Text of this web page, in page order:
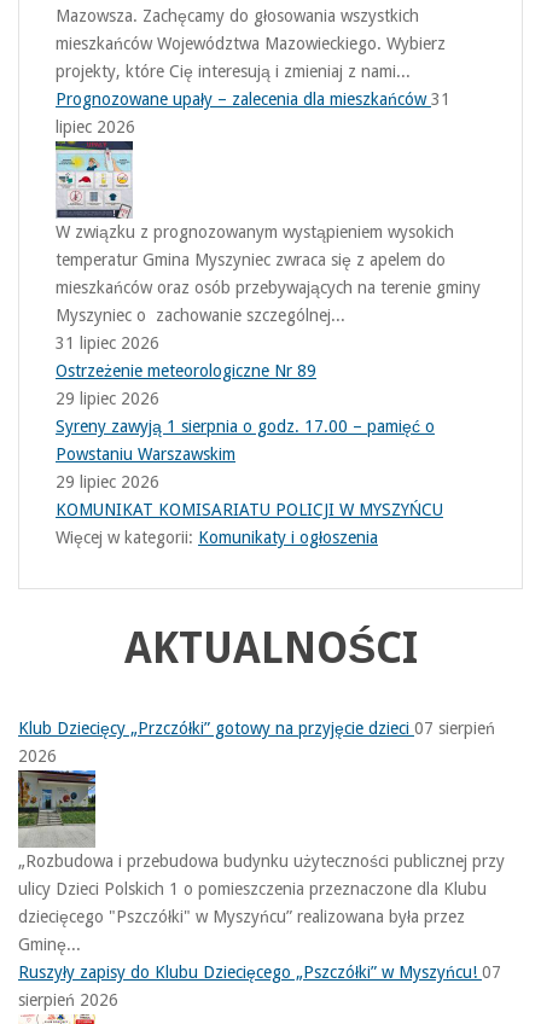
Mazowsza. Zachęcamy do głosowania wszystkich
mieszkańców Województwa Mazowieckiego. Wybierz
projekty, które Cię interesują i zmieniaj z nami...
Prognozowane upały – zalecenia dla mieszkańców31
lipiec 2026
W związku z prognozowanym wystąpieniem wysokich
temperatur Gmina Myszyniec zwraca się z apelem do
mieszkańców oraz osób przebywających na terenie gminy
Myszyniec o zachowanie szczególnej...
31 lipiec 2026
Ostrzeżenie meteorologiczne Nr 89
29 lipiec 2026
Syreny zawyją 1 sierpnia o godz. 17.00 – pamięć o
Powstaniu Warszawskim
29 lipiec 2026
KOMUNIKAT KOMISARIATU POLICJI W MYSZYŃCU
Więcej w kategorii: Komunikaty i ogłoszenia
AKTUALNOŚCI
Klub Dziecięcy „Przczółki” gotowy na przyjęcie dzieci 07 sierpień
2026
„Rozbudowa i przebudowa budynku użyteczności publicznej przy
ulicy Dzieci Polskich 1 o pomieszczenia przeznaczone dla Klubu
dziecięcego "Pszczółki" w Myszyńcu” realizowana była przez
Gminę...
Ruszyły zapisy do Klubu Dziecięcego „Pszczółki” w Myszyńcu! 07
sierpień 2026